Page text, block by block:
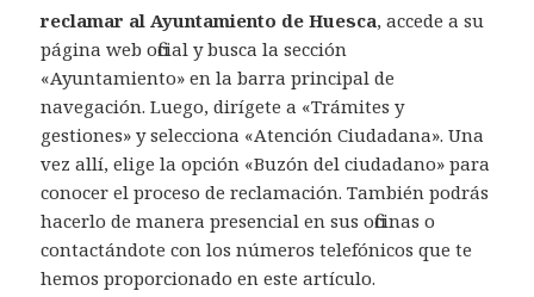
reclamar al Ayuntamiento de Huesca, accede a su
página web oficial y busca la sección
«Ayuntamiento» en la barra principal de
navegación. Luego, dirígete a «Trámites y
gestiones» y selecciona «Atención Ciudadana». Una
vez allí, elige la opción «Buzón del ciudadano» para
conocer el proceso de reclamación. También podrás
hacerlo de manera presencial en sus oficinas o
contactándote con los números telefónicos que te
hemos proporcionado en este artículo.